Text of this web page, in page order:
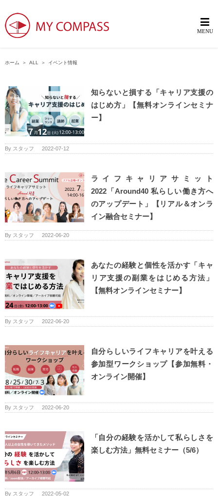
ホーム ＞ ALL ＞ イベント情報
知らないと損する「キャリア支援の
はじめ方」【無料オンラインセミナ
ー】
By スタッフ 2022-07-12
ライフキャリアサミット
2022「Around40 私らしい働き方へ
のアップデート」【リアル＆オンラ
イン融合セミナー】
By スタッフ 2022-06-20
あなたの経験と個性を活かす「キャ
リア支援の副業をはじめる方法」
【無料オンラインセミナー】
By スタッフ 2022-06-20
自分らしいライフキャリアを叶える
参加型ワークショップ【参加無料・
オンライン開催】
By スタッフ 2022-06-20
「自分の経験を活かして私らしさを
楽しむ方法」無料セミナー（5/6）
By スタッフ 2022-05-02